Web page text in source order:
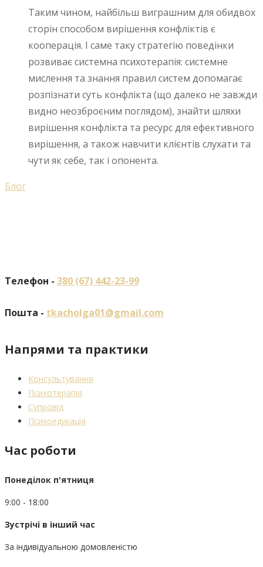
Таким чином, найбільш виграшним для обидвох
сторін способом вирішення конфліктів є
кооперація. І саме таку стратегію поведінки
розвиває системна психотерапія: системне
мислення та знання правил систем допомагає
розпізнати суть конфлікта (що далеко не завжди
видно неозброєним поглядом), знайти шляхи
вирішення конфлікта та ресурс для ефективного
вирішення, а також навчити клієнтів слухати та
чути як себе, так і опонента.
Блог
Телефон - 380 (67) 442-23-99
Пошта - tkacholga01@gmail.com
Напрями та практики
Консультування
Психотерапія
Супровід
Психоедукація
Час роботи
Понеділок п'ятниця
9:00 - 18:00
Зустрічі в інший час
За індивідуальною домовленістю